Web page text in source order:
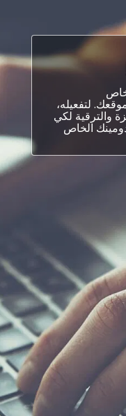
لتفعيله،
والترقية لكي
دومينك الخاص